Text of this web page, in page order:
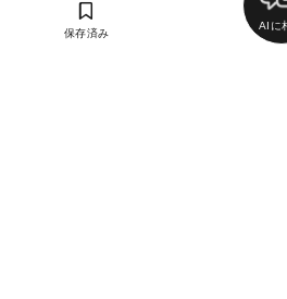
保存済み
AIに